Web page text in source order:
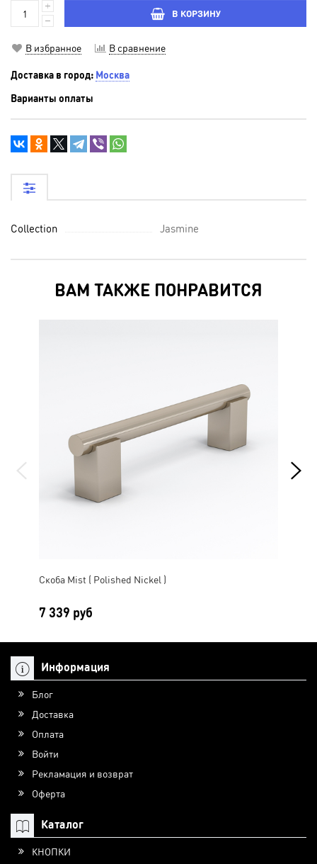
В КОРЗИНУ
В избранное В сравнение
Доставка в город: Москва
Варианты оплаты
Collection Jasmine
ВАМ ТАКЖЕ ПОНРАВИТСЯ
Скоба Mist ( Polished Nickel )
7 339 руб
Информация
Блог
Доставка
Оплата
Войти
Рекламация и возврат
Оферта
Каталог
КНОПКИ